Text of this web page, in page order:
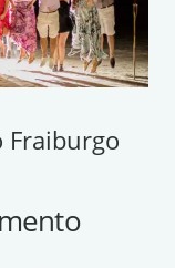
Fraiburgo